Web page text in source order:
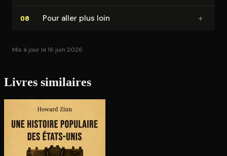
08 Pour aller plus loin +
Mis à jour le 16 juin 2026
Livres similaires